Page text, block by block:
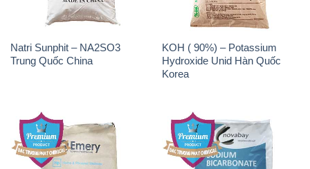
Natri Sunphit – NA2SO3
Trung Quốc China
KOH ( 90%) – Potassium
Hydroxide Unid Hàn Quốc
Korea